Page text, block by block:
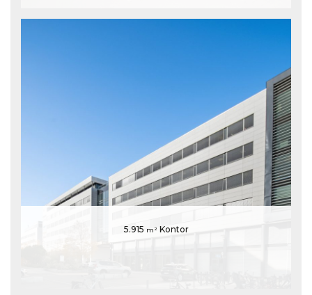
5.915 m² Kontor